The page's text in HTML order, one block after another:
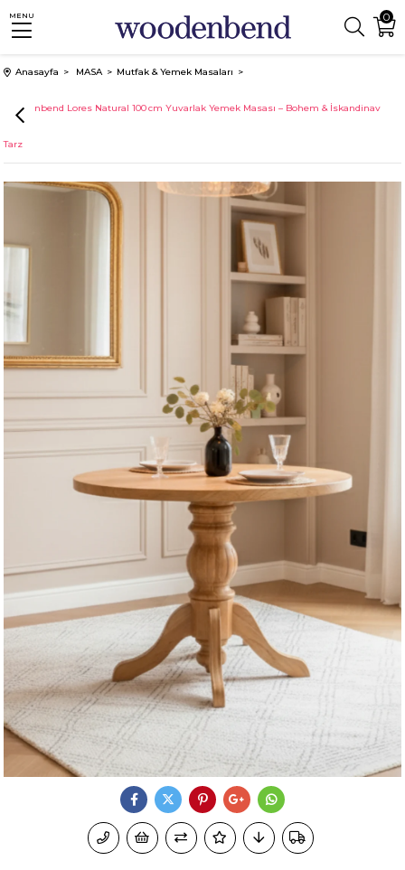
0
MENU
Anasayfa MASA Mutfak & Yemek Masaları
Woodenbend Lores Natural 100 cm Yuvarlak Yemek Masası – Bohem & İskandinav
Tarz